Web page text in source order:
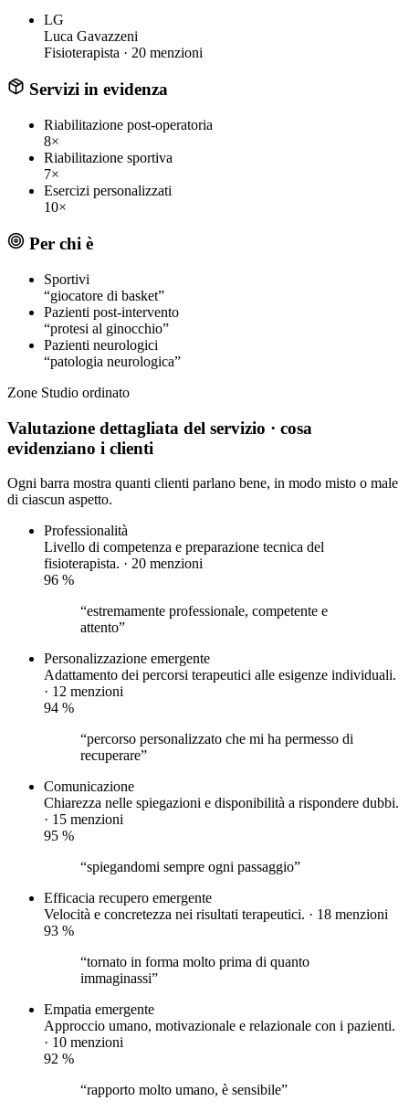
LG
Luca Gavazzeni
Fisioterapista · 20 menzioni
Servizi in evidenza
Riabilitazione post-operatoria
8×
Riabilitazione sportiva
7×
Esercizi personalizzati
10×
Per chi è
Sportivi
“giocatore di basket”
Pazienti post-intervento
“protesi al ginocchio”
Pazienti neurologici
“patologia neurologica”
Zone Studio ordinato
Valutazione dettagliata del servizio · cosa
evidenziano i clienti
Ogni barra mostra quanti clienti parlano bene, in modo misto o male
di ciascun aspetto.
Professionalità
Livello di competenza e preparazione tecnica del
fisioterapista. · 20 menzioni
96 %
“estremamente professionale, competente e
attento”
Personalizzazione emergente
Adattamento dei percorsi terapeutici alle esigenze individuali.
· 12 menzioni
94 %
“percorso personalizzato che mi ha permesso di
recuperare”
Comunicazione
Chiarezza nelle spiegazioni e disponibilità a rispondere dubbi.
· 15 menzioni
95 %
“spiegandomi sempre ogni passaggio”
Efficacia recupero emergente
Velocità e concretezza nei risultati terapeutici. · 18 menzioni
93 %
“tornato in forma molto prima di quanto
immaginassi”
Empatia emergente
Approccio umano, motivazionale e relazionale con i pazienti.
· 10 menzioni
92 %
“rapporto molto umano, è sensibile”